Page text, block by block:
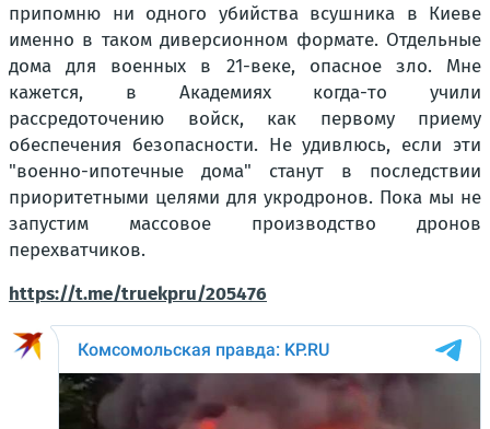
припомню ни одного убийства всушника в Киеве
именно в таком диверсионном формате. Отдельные
дома для военных в 21-веке, опасное зло. Мне
кажется, в Академиях когда-то учили
рассредоточению войск, как первому приему
обеспечения безопасности. Не удивлюсь, если эти
"военно-ипотечные дома" станут в последствии
приоритетными целями для укродронов. Пока мы не
запустим массовое производство дронов
перехватчиков.
https://t.me/truekpru/205476